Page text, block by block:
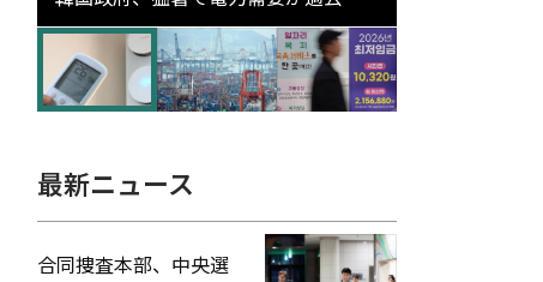
高更新の可能性に需給対応体制を点
検
最新ニュース
合同捜査本部、中央選